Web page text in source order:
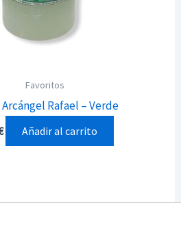
Favoritos
Rafael – Verde
Añadir al carrito